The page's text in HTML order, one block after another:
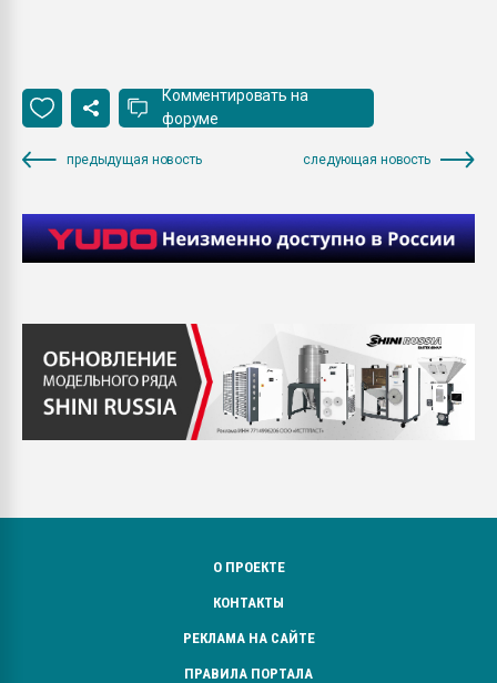
Комментировать на
форуме
предыдущая новость следующая новость
О ПРОЕКТЕ
КОНТАКТЫ
РЕКЛАМА НА САЙТЕ
ПРАВИЛА ПОРТАЛА